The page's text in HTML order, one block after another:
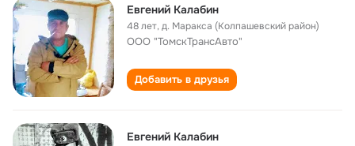
Евгений Калабин
48 лет,д. Маракса (Колпашевский район)
ООО "ТомскТрансАвто"
Добавить в друзья
Евгений Калабин